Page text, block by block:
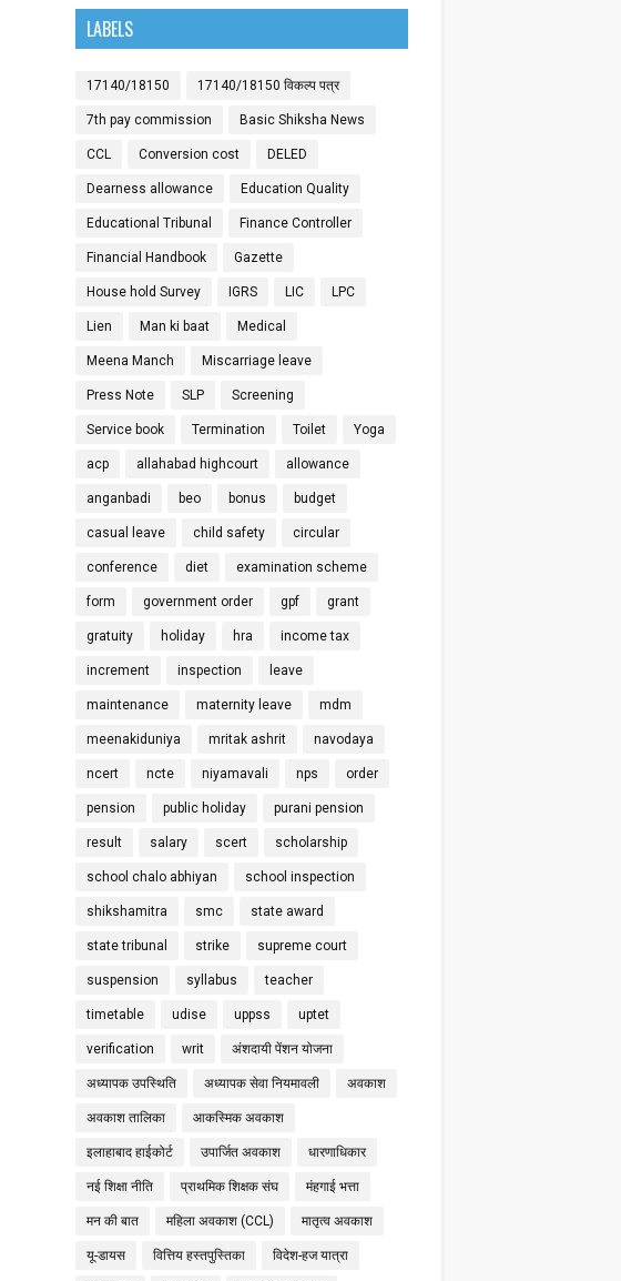
LABELS
17140/18150 17140/18150 विकल्प पत्र
7th pay commission Basic Shiksha News
CCL Conversion cost DELED
Dearness allowance Education Quality
Educational Tribunal Finance Controller
Financial Handbook Gazette
House hold Survey IGRS LIC LPC
Lien Man ki baat Medical
Meena Manch Miscarriage leave
Press Note SLP Screening
Service book Termination Toilet Yoga
acp allahabad highcourt allowance
anganbadi beo bonus budget
casual leave child safety circular
conference diet examination scheme
form government order gpf grant
gratuity holiday hra income tax
increment inspection leave
maintenance maternity leave mdm
meenakiduniya mritak ashrit navodaya
ncert ncte niyamavali nps order
pension public holiday purani pension
result salary scert scholarship
school chalo abhiyan school inspection
shikshamitra smc state award
state tribunal strike supreme court
suspension syllabus teacher
timetable udise uppss uptet
verification writ अंशदायी पेंशन योजना
अध्यापक उपस्थिति अध्यापक सेवा नियमावली अवकाश
अवकाश तालिका आकस्मिक अवकाश
इलाहाबाद हाईकोर्ट उपार्जित अवकाश धारणाधिकार
नई शिक्षा नीति प्राथमिक शिक्षक संघ मंहगाई भत्ता
मन की बात महिला अवकाश (CCL) मातृत्व अवकाश
यू-डायस वित्तिय हस्तपुस्तिका विदेश-हज यात्रा